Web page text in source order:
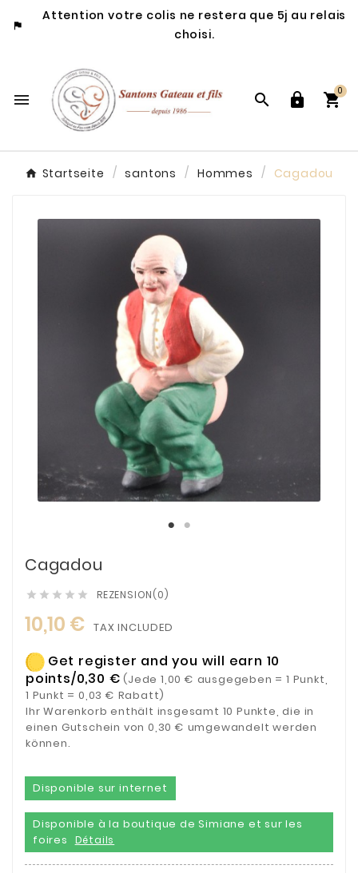

Attention votre colis ne restera que 5j au relais
choisi.
   
0
Startseite santons Hommes Cagadou
Cagadou
     REZENSION(0)
10,10 € TAX INCLUDED
Get register and you will earn 10
points/0,30 € (Jede 1,00 € ausgegeben = 1 Punkt,
1 Punkt = 0,03 € Rabatt)
Ihr Warenkorb enthält insgesamt 10 Punkte, die in
einen Gutschein von 0,30 € umgewandelt werden
können.
Disponible sur internet
Disponible à la boutique de Simiane et sur les
foires
Détails